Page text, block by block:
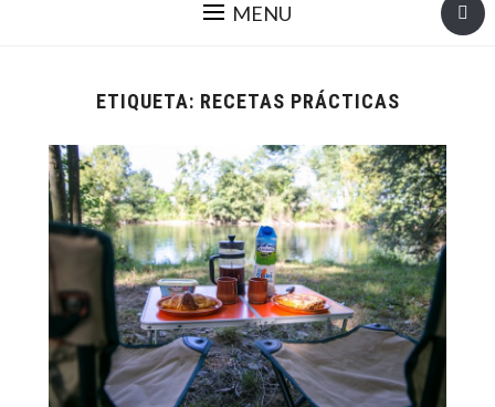
MENU
ETIQUETA: RECETAS PRÁCTICAS